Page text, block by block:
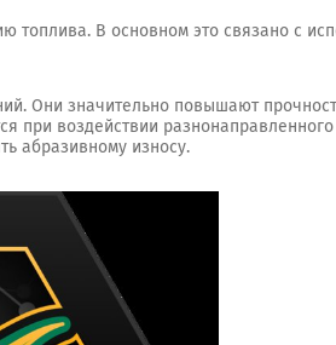
В основном это связано с
Они значительно повышают
при воздействии
абразивному износу.